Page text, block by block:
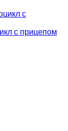
с прицепом